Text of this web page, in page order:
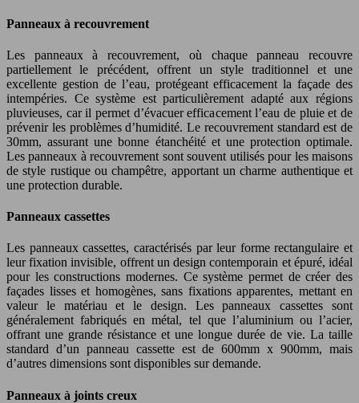
Panneaux à recouvrement
Les panneaux à recouvrement, où chaque panneau recouvre
partiellement le précédent, offrent un style traditionnel et une
excellente gestion de l’eau, protégeant efficacement la façade des
intempéries. Ce système est particulièrement adapté aux régions
pluvieuses, car il permet d’évacuer efficacement l’eau de pluie et de
prévenir les problèmes d’humidité. Le recouvrement standard est de
30mm, assurant une bonne étanchéité et une protection optimale.
Les panneaux à recouvrement sont souvent utilisés pour les maisons
de style rustique ou champêtre, apportant un charme authentique et
une protection durable.
Panneaux cassettes
Les panneaux cassettes, caractérisés par leur forme rectangulaire et
leur fixation invisible, offrent un design contemporain et épuré, idéal
pour les constructions modernes. Ce système permet de créer des
façades lisses et homogènes, sans fixations apparentes, mettant en
valeur le matériau et le design. Les panneaux cassettes sont
généralement fabriqués en métal, tel que l’aluminium ou l’acier,
offrant une grande résistance et une longue durée de vie. La taille
standard d’un panneau cassette est de 600mm x 900mm, mais
d’autres dimensions sont disponibles sur demande.
Panneaux à joints creux